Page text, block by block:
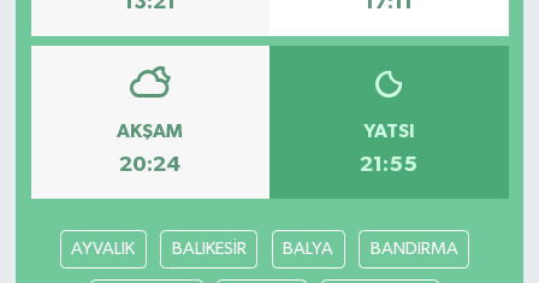
AKŞAM
20:24
YATSI
21:55
AYVALIK BALIKESİR BALYA BANDIRMA